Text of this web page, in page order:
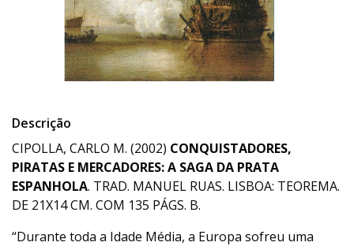
Descrição
CIPOLLA, CARLO M. (2002) CONQUISTADORES,
PIRATAS E MERCADORES: A SAGA DA PRATA
ESPANHOLA. TRAD. MANUEL RUAS. LISBOA: TEOREMA.
DE 21X14 CM. COM 135 PÁGS. B.
“Durante toda a Idade Média, a Europa sofreu uma